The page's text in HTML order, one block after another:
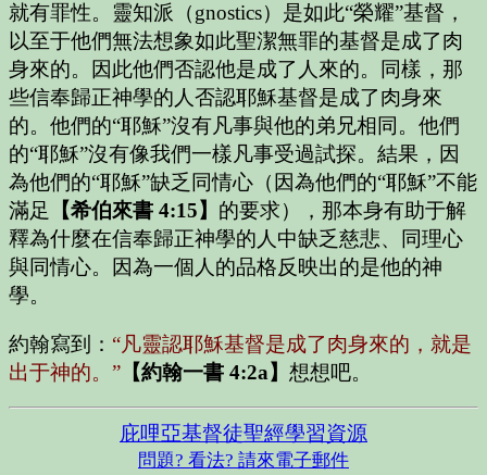
就有罪性。靈知派（gnostics）是如此“榮耀”基督，
以至于他們無法想象如此聖潔無罪的基督是成了肉
身來的。因此他們否認他是成了人來的。同樣，那
些信奉歸正神學的人否認耶穌基督是成了肉身來
的。他們的“耶穌”沒有凡事與他的弟兄相同。他們
的“耶穌”沒有像我們一樣凡事受過試探。結果，因
為他們的“耶穌”缺乏同情心（因為他們的“耶穌”不能
滿足
【希伯來書 4:15】 的要求），那本身有助于解
釋為什麼在信奉歸正神學的人中缺乏慈悲、同理心
與同情心。因為一個人的品格反映出的是他的神
學。
約翰寫到： “凡靈認耶穌基督是成了肉身來的，就是
出于神的。” 【約翰一書 4:2a】 想想吧。
庇哩亞基督徒聖經學習資源
問題? 看法? 請來電子郵件